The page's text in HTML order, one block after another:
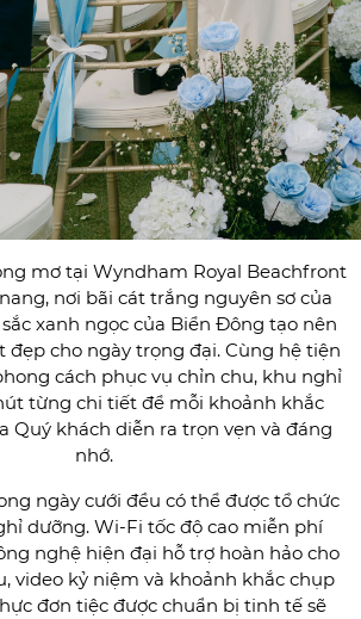
mơ tại Wyndham Royal Beachfront
nơi bãi cát trắng nguyên sơ của
xanh ngọc của Biển Đông tạo nên
đẹp cho ngày trọng đại. Cùng hệ tiện
cách phục vụ chỉn chu, khu nghỉ
từng chi tiết để mỗi khoảnh khắc
Quý khách diễn ra trọn vẹn và đáng
nhớ.
ngày cưới đều có thể được tổ chức
dưỡng. Wi-Fi tốc độ cao miễn phí
nghệ hiện đại hỗ trợ hoàn hảo cho
video kỷ niệm và khoảnh khắc chụp
đơn tiệc được chuẩn bị tinh tế sẽ